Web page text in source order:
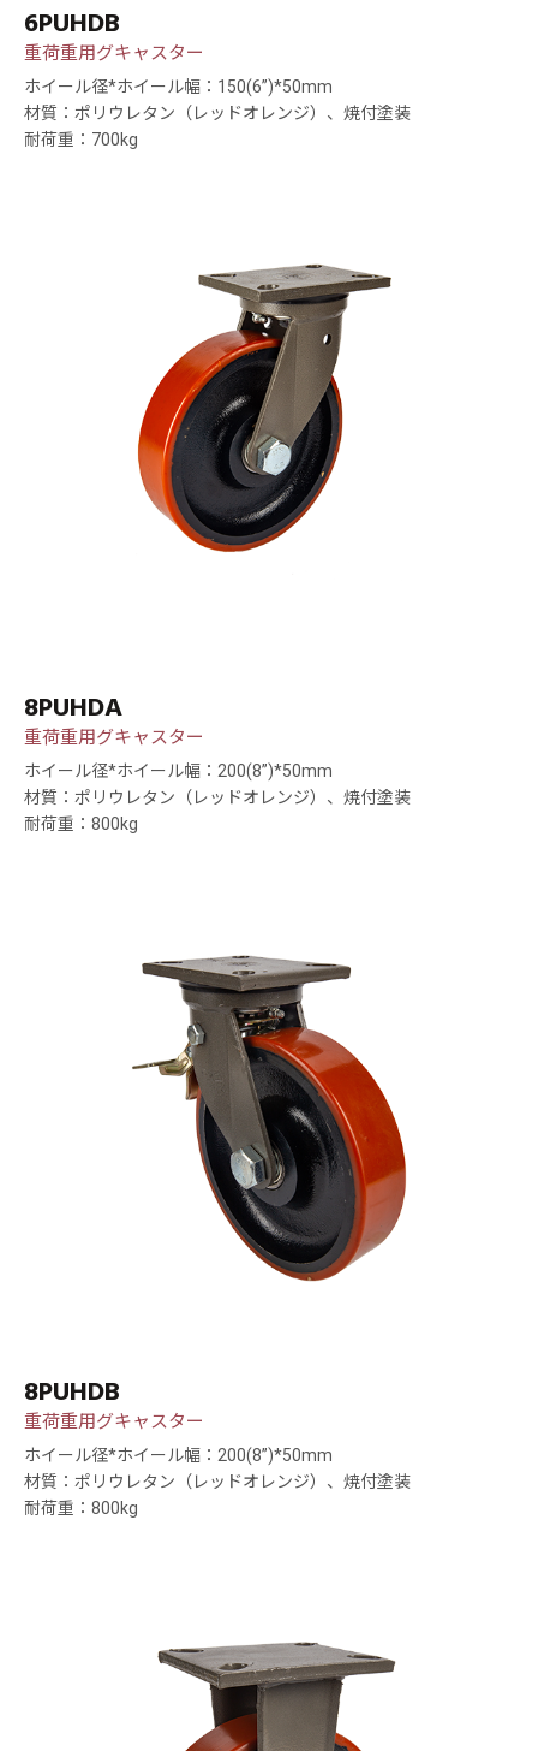
6PUHDB
重荷重用グキャスター
ホイール径*ホイール幅：150(6”)*50mm
材質：ポリウレタン（レッドオレンジ）、焼付塗装
耐荷重：700kg
8PUHDA
重荷重用グキャスター
ホイール径*ホイール幅：200(8”)*50mm
材質：ポリウレタン（レッドオレンジ）、焼付塗装
耐荷重：800kg
8PUHDB
重荷重用グキャスター
ホイール径*ホイール幅：200(8”)*50mm
材質：ポリウレタン（レッドオレンジ）、焼付塗装
耐荷重：800kg